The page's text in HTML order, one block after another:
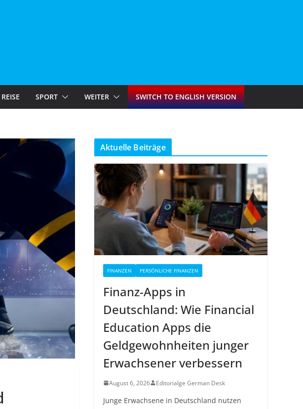
REISE SPORT WEITER SWITCH TO ENGLISH VERSION
Aktuelle Beiträge
FINANZEN PERSÖNLICHE FINANZEN
Finanz-Apps in
Deutschland: Wie Financial
Education Apps die
Geldgewohnheiten junger
Erwachsener verbessern
August 6, 2026 Editorialge German Desk
Junge Erwachsene in Deutschland nutzen